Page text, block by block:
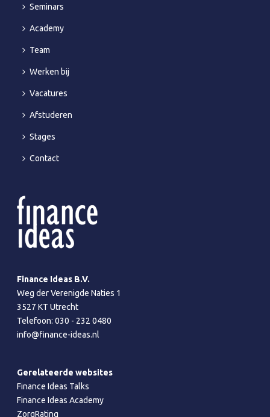
Seminars
Academy
Team
Werken bij
Vacatures
Afstuderen
Stages
Contact
Finance Ideas B.V.
Weg der Verenigde Naties 1
3527 KT Utrecht
Telefoon:030 - 232 0480
info@finance-ideas.nl
Gerelateerde websites
Finance Ideas Talks
Finance Ideas Academy
ZorgRating